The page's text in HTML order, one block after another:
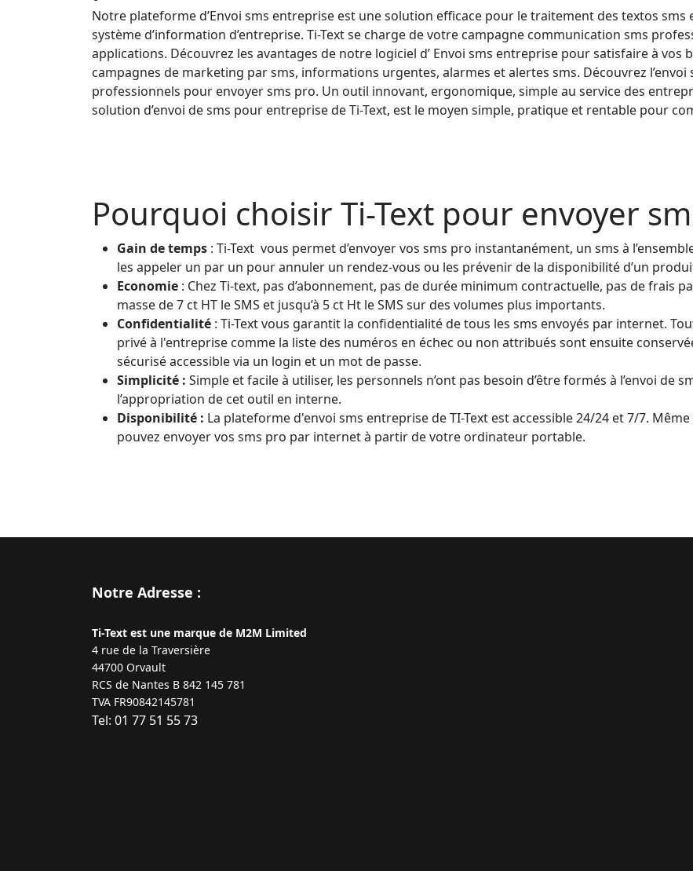
Notre plateforme d’Envoi sms entreprise est une solution efficace pour le traitement des textos sms
système d’information d’entreprise. Ti-Text se charge de votre campagne communication sms
applications. Découvrez les avantages de notre logiciel d’ Envoi sms entreprise pour satisfaire à vos
campagnes de marketing par sms, informations urgentes, alarmes et alertes sms. Découvrez
professionnels pour envoyer sms pro. Un outil innovant, ergonomique, simple au service des
solution d’envoi de sms pour entreprise de Ti-Text, est le moyen simple, pratique et rentable pour
Pourquoi choisir Ti-Text pour envoyer
Gain de temps : Ti-Text vous permet d’envoyer vos sms pro instantanément, un sms à
les appeler un par un pour annuler un rendez-vous ou les prévenir de la disponibilité d’un
Economie : Chez Ti-text, pas d’abonnement, pas de durée minimum contractuelle, pas de frais
masse de 7 ct HT le SMS et jusqu’à 5 ct Ht le SMS sur des volumes plus importants.
Confidentialité : Ti-Text vous garantit la confidentialité de tous les sms envoyés par internet.
privé à l'entreprise comme la liste des numéros en échec ou non attribués sont ensuite
sécurisé accessible via un login et un mot de passe.
Simplicité : Simple et facile à utiliser, les personnels n’ont pas besoin d’être formés à l’envoi de
l’appropriation de cet outil en interne.
Disponibilité : La plateforme d'envoi sms entreprise de TI-Text est accessible 24/24 et 7/7.
pouvez envoyer vos sms pro par internet à partir de votre ordinateur portable.
Notre Adresse :
Ti-Text est une marque de M2M Limited
4 rue de la Traversière
44700 Orvault
RCS de Nantes B 842 145 781
TVA FR90842145781
Tel: 01 77 51 55 73